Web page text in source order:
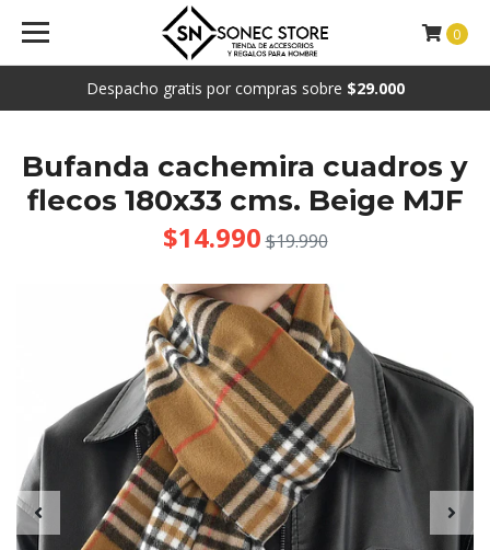
Despacho gratis por compras sobre $29.000
0
Bufanda cachemira cuadros y
flecos 180x33 cms. Beige MJF
$14.990 $19.990